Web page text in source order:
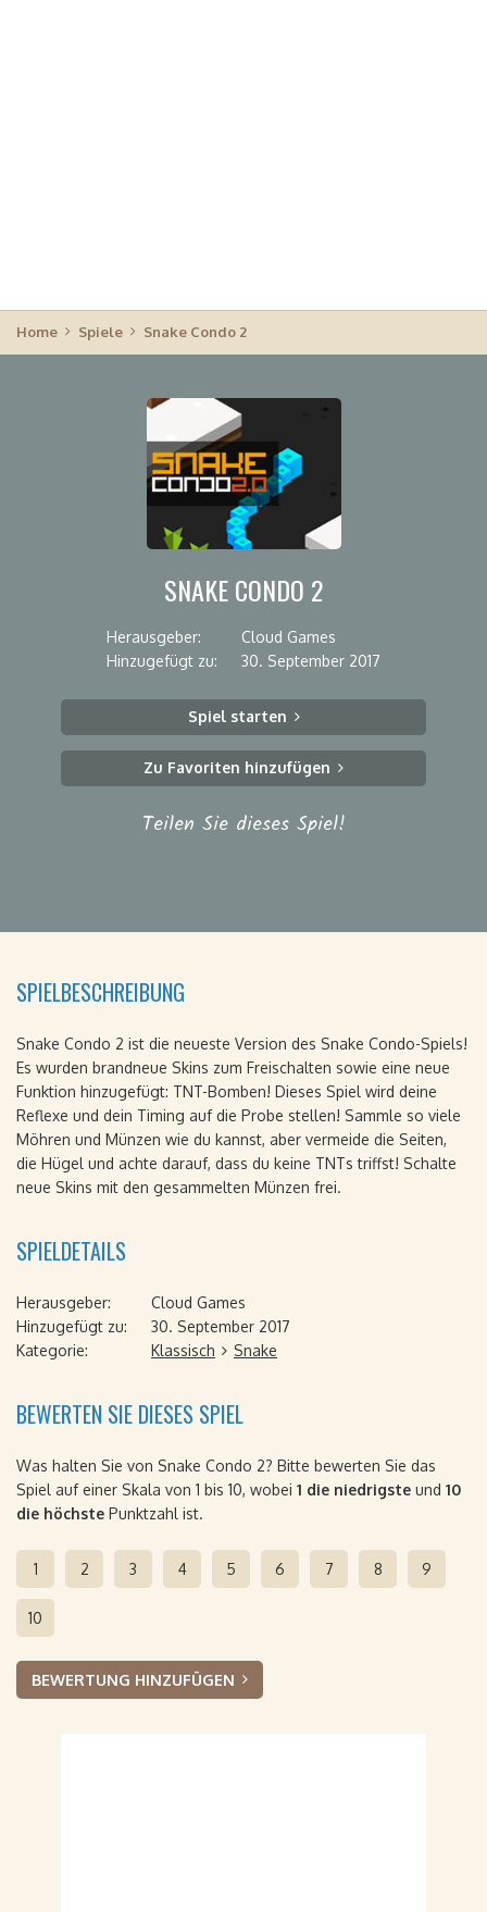
Home Spiele Snake Condo 2
SNAKE CONDO 2
Herausgeber:
Cloud Games
Hinzugefügt zu:
30. September 2017
Spiel starten
Zu Favoriten hinzufügen
Teilen Sie dieses Spiel!
SPIELBESCHREIBUNG
Snake Condo 2 ist die neueste Version des Snake Condo-Spiels!
Es wurden brandneue Skins zum Freischalten sowie eine neue
Funktion hinzugefügt: TNT-Bomben! Dieses Spiel wird deine
Reflexe und dein Timing auf die Probe stellen! Sammle so viele
Möhren und Münzen wie du kannst, aber vermeide die Seiten,
die Hügel und achte darauf, dass du keine TNTs triffst! Schalte
neue Skins mit den gesammelten Münzen frei.
SPIELDETAILS
Herausgeber:
Cloud Games
Hinzugefügt zu:
30. September 2017
Kategorie:
Klassisch Snake
BEWERTEN SIE DIESES SPIEL
Was halten Sie von Snake Condo 2? Bitte bewerten Sie das
Spiel auf einer Skala von 1 bis 10, wobei 1 die niedrigste und 10
die höchste Punktzahl ist.
1 2 3 4 5 6 7 8 9
10
BEWERTUNG HINZUFÜGEN